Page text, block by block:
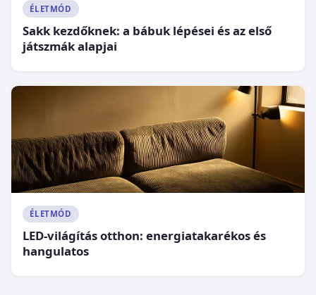
ÉLETMÓD
Sakk kezdőknek: a bábuk lépései és az első
játszmák alapjai
ÉLETMÓD
LED-világítás otthon: energiatakarékos és
hangulatos